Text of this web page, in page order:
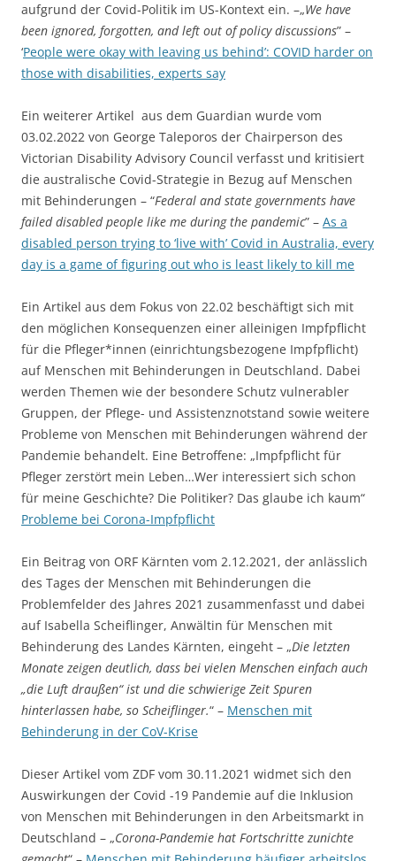
aufgrund der Covid-Politik im US-Kontext ein. –„We have
been ignored, forgotten, and left out of policy discussions” –
‘People were okay with leaving us behind’: COVID harder on
those with disabilities, experts say
Ein weiterer Artikel aus dem Guardian wurde vom
03.02.2022 von George Taleporos der Chairperson des
Victorian Disability Advisory Council verfasst und kritisiert
die australische Covid-Strategie in Bezug auf Menschen
mit Behinderungen – “Federal and state governments have
failed disabled people like me during the pandemic” – As a
disabled person trying to ‘live with’ Covid in Australia, every
day is a game of figuring out who is least likely to kill me
Ein Artikel aus dem Fokus von 22.02 beschäftigt sich mit
den möglichen Konsequenzen einer alleinigen Impfpflicht
für die Pfleger*innen (einrichtungsbezogene Impfpflicht)
auf Menschen mit Behinderungen in Deutschland. Dabei
werden Themen wie der besondere Schutz vulnerabler
Gruppen, der Pflege- und Assistenznotstand sowie weitere
Probleme von Menschen mit Behinderungen während der
Pandemie behandelt. Eine Betroffene: „Impfpflicht für
Pfleger zerstört mein Leben…Wer interessiert sich schon
für meine Geschichte? Die Politiker? Das glaube ich kaum“
Probleme bei Corona-Impfpflicht
Ein Beitrag von ORF Kärnten vom 2.12.2021, der anlässlich
des Tages der Menschen mit Behinderungen die
Problemfelder des Jahres 2021 zusammenfasst und dabei
auf Isabella Scheiflinger, Anwältin für Menschen mit
Behinderung des Landes Kärnten, eingeht – „Die letzten
Monate zeigen deutlich, dass bei vielen Menschen einfach auch
„die Luft draußen“ ist und die schwierige Zeit Spuren
hinterlassen habe, so Scheiflinger.“ – Menschen mit
Behinderung in der CoV-Krise
Dieser Artikel vom ZDF vom 30.11.2021 widmet sich den
Auswirkungen der Covid -19 Pandemie auf die Inklusion
von Menschen mit Behinderungen in den Arbeitsmarkt in
Deutschland – „Corona-Pandemie hat Fortschritte zunichte